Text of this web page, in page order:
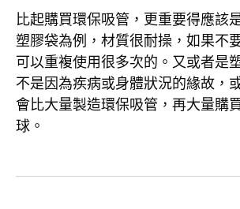
比起購買環保吸管，更重要得應該
塑膠袋為例，材質很耐操，如果不
可以重複使用很多次的。又或者是
不是因為疾病或身體狀況的緣故，
會比大量製造環保吸管，再大量購
球。